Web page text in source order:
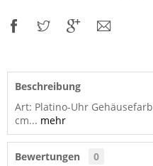
Beschreibung
Art: Platino-Uhr
cm... mehr
Bewertungen
0